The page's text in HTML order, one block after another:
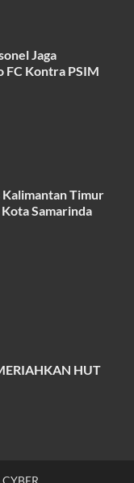
Jaga
FC Kontra PSIM
Timur
Samarinda
HUT